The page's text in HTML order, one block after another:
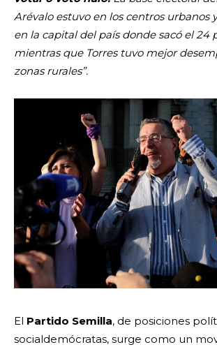
Arévalo estuvo en los centros urbanos
en la capital del país donde sacó el 24
mientras que Torres tuvo mejor
zonas rurales”.
El Partido Semilla, de posiciones
socialdemócratas, surge como un